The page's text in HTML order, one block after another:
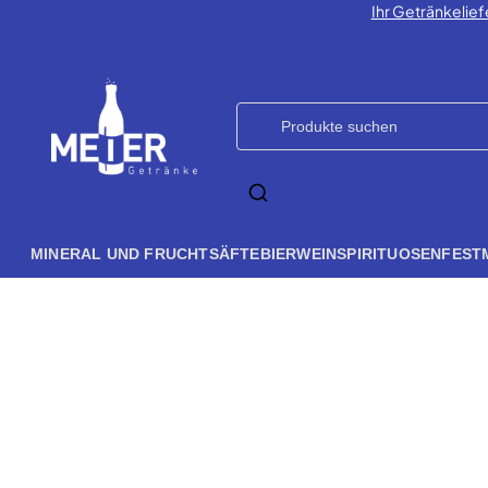
Ihr
MINERAL UND FRUCHTSÄFTEBIERWEINSPIRITUOSEN